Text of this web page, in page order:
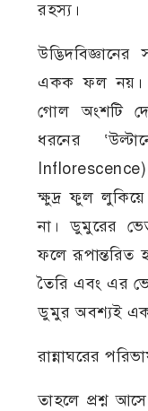
রহস্য।
একক ফল নয়।
গোল অংশটি
ধরনের
ক্ষুদ্র ফুল লুকিয়ে
না। ডুমুরের
ফলে
তৈরি এবং এর
ডুমুর অবশ্যই
রান্নাঘরের
তাহলে প্রশ্ন